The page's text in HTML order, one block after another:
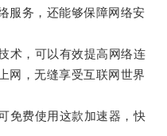
服务，还能够保障网络安
，可以有效提高网络连
网，无缝享受互联网世界
费使用这款加速器，快